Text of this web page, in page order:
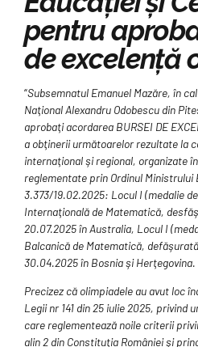
pentru
de excelenţă
“Subsemnatul Emanuel Mazăre, în
Naţional Alexandru Odobescu din
aprobaţi acordarea BURSEI DE
a obţinerii următoarelor rezultate la
internaţional şi regional, organizate
reglementate prin Ordinul Ministrului
3.373/19.02.2025: Locul I (medalie
Internaţională de Matematică,
20.07.2025 în Australia, Locul I
Balcanică de Matematică,
30.04.2025 în Bosnia şi Herţegovina.
Precizez că olimpiadele au avut loc
Legii nr 141 din 25 iulie 2025, privind
care reglementează noile criterii
alin 2 din Constituţia României şi